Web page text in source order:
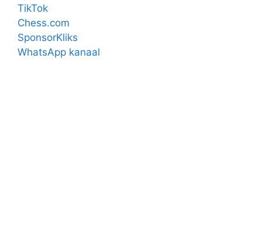
TikTok
Chess.com
SponsorKliks
WhatsApp kanaal